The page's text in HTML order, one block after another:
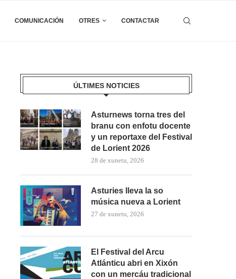
COMUNICACIÓN OTRES CONTACTAR
ÚLTIMES NOTICIES
Asturnews torna tres del
branu con enfotu docente
y un reportaxe del Festival
de Lorient 2026
28 de xunetu, 2026
Asturies lleva la so
música nueva a Lorient
27 de xunetu, 2026
El Festival del Arcu
Atlánticu abri en Xixón
con un mercáu tradicional